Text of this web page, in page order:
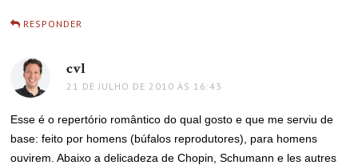
RESPONDER
cvl
21 DE JULHO DE 2010 ÀS 16:43
Esse é o repertório romântico do qual gosto e que me serviu de
base: feito por homens (búfalos reprodutores), para homens
ouvirem. Abaixo a delicadeza de Chopin, Schumann e les autres